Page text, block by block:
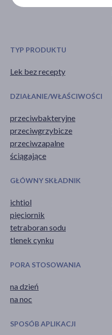
TYP PRODUKTU
Lek bez recepty
DZIAŁANIE/WŁAŚCIWOŚCI
przeciwbakteryjne
przeciwgrzybicze
przeciwzapalne
ściągające
GŁÓWNY SKŁADNIK
ichtiol
pięciornik
tetraboran sodu
tlenek cynku
PORA STOSOWANIA
na dzień
na noc
SPOSÓB APLIKACJI